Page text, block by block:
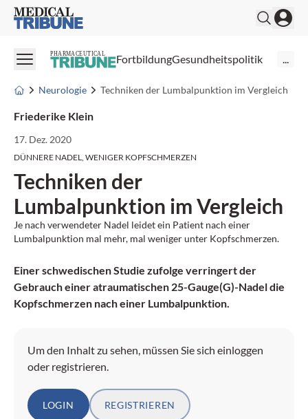
Medical Tribune
PHARMACEUTICAL FortbildungGesundheitspolitik ...
Neurologie Techniken der Lumbalpunktion im Vergleich
Friederike Klein
17. Dez. 2020
DÜNNERE NADEL, WENIGER KOPFSCHMERZEN
Techniken der
Lumbalpunktion im Vergleich
Je nach verwendeter Nadel leidet ein Patient nach einer
Lumbalpunktion mal mehr, mal weniger unter Kopfschmerzen.
Einer schwedischen Studie zufolge verringert der
Gebrauch einer atraumatischen 25-Gauge(G)-Nadel die
Kopfschmerzen nach einer Lumbalpunktion.
Um den Inhalt zu sehen, müssen Sie sich einloggen
oder registrieren.
LOGIN REGISTRIEREN